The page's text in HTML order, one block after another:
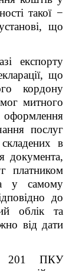
такої −
що
експорту
що
кордону
митного
послуг
в
документа,
платником
у самому
до
облік та
від дати
201 ПКУ